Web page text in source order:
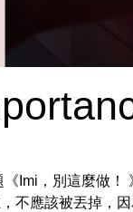
Imi，別這麼做
不應該被丟掉，